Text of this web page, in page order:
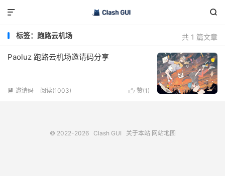


共 1 篇文章
标签：跑路云机场
Paoluz 跑路云机场邀请码分享
 赞(1 )
 邀请码 阅读(1003)
© 2022-2026 Clash GUI 关于本站 网站地图